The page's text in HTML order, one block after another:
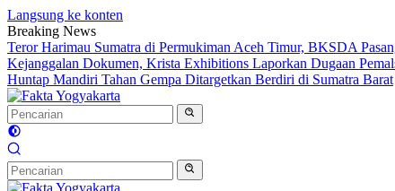
Langsung ke konten
Breaking News
Teror Harimau Sumatra di Permukiman Aceh Timur, BKSDA
Kejanggalan Dokumen, Krista Exhibitions Laporkan Dugaan
Huntap Mandiri Tahan Gempa Ditargetkan Berdiri di Sumatra Barat